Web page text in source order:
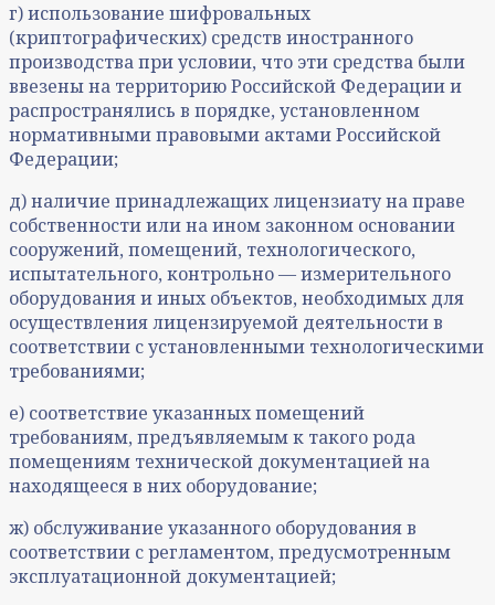
г) использование шифровальных
(криптографических) средств иностранного
производства при условии, что эти средства были
ввезены на территорию Российской Федерации и
распространялись в порядке, установленном
нормативными правовыми актами Российской
Федерации;
д) наличие принадлежащих лицензиату на праве
собственности или на ином законном основании
сооружений, помещений, технологического,
испытательного, контрольно — измерительного
оборудования и иных объектов, необходимых для
осуществления лицензируемой деятельности в
соответствии с установленными технологическими
требованиями;
е) соответствие указанных помещений
требованиям, предъявляемым к такого рода
помещениям технической документацией на
находящееся в них оборудование;
ж) обслуживание указанного оборудования в
соответствии с регламентом, предусмотренным
эксплуатационной документацией;